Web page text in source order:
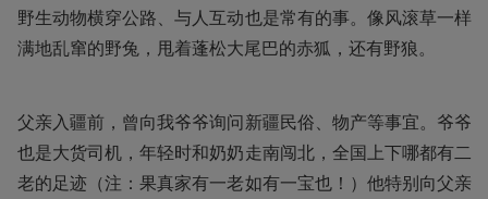
野生动物横穿公路、与人互动也是常有的事。像风滚草一样
满地乱窜的野兔，甩着蓬松大尾巴的赤狐，还有野狼。
父亲入疆前，曾向我爷爷询问新疆民俗、物产等事宜。爷爷
也是大货司机，年轻时和奶奶走南闯北，全国上下哪都有二
老的足迹（注：果真家有一老如有一宝也！）他特别向父亲